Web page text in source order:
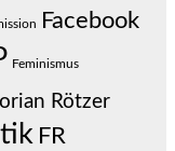
Facebook
Feminismus
Rötzer
FR